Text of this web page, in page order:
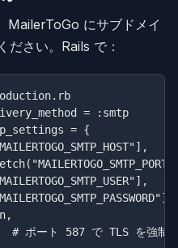
MailerToGo にサブドメイ
ださい。Rails で：
= :smtp
= {
ポート 587 で TLS を強制